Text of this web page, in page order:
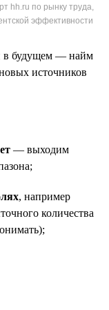
hh.ru по рынку труда,
эффективности
в будущем — найм
источников
— выходим
, например
количества